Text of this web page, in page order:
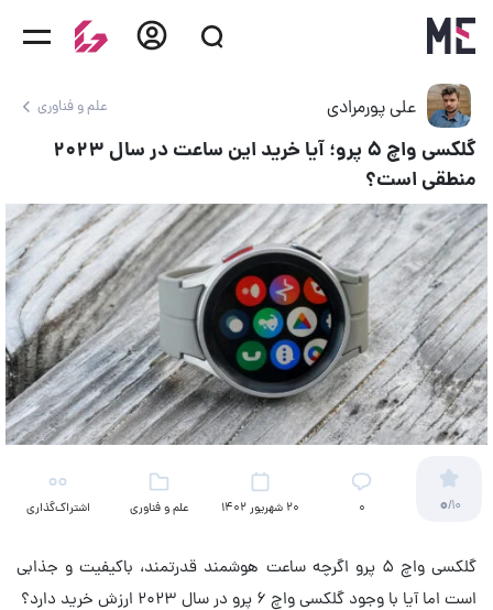
علی پورمرادی علم و فناوری
گلکسی واچ ۵ پرو؛ آیا خرید این ساعت در سال ۲۰۲۳
منطقی است؟
0/10 ۰ 20 شهریور 1402 علم و فناوری اشتراک‌گذاری
گلکسی واچ ۵ پرو اگرچه ساعت هوشمند قدرتمند، باکیفیت و جذابی
است اما آیا با وجود گلکسی واچ ۶ پرو در سال ۲۰۲۳ ارزش خرید دارد؟